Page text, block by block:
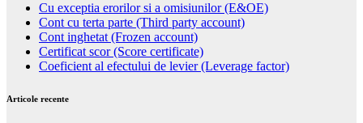
Cu exceptia erorilor si a omisiunilor (E&OE)
Cont cu terta parte (Third party account)
Cont inghetat (Frozen account)
Certificat scor (Score certificate)
Coeficient al efectului de levier (Leverage factor)
Articole recente